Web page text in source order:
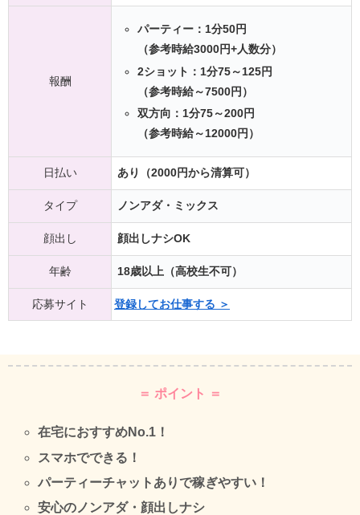
報酬
パーティー：1分50円
（参考時給3000円+人数分）
2ショット：1分75～125円
（参考時給～7500円）
双方向：1分75～200円
（参考時給～12000円）
日払い あり（2000円から清算可）
タイプ ノンアダ・ミックス
顔出し 顔出しナシOK
年齢 18歳以上（高校生不可）
応募サイト 登録してお仕事する ＞
＝ ポイント ＝
在宅におすすめNo.1！
スマホでできる！
パーティーチャットありで稼ぎやすい！
安心のノンアダ・顔出しナシ